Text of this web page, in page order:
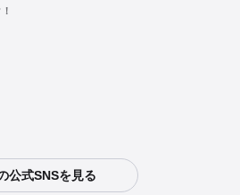
蓮巳敬人
お1人様3点まで
Smile 鬼龍紅郎
10月31日~2025年12月17日まで
公式SNSを見る